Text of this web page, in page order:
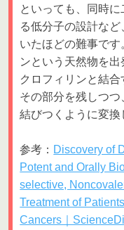
といっても、同時
る低分子の設計な
いたほどの難事で
ンという天然物を
クロフィリンと結合
その部分を残しつ
結びつくように変換
参考： Discovery of
Potent and Orally
selective,
Treatment of
Cancers｜